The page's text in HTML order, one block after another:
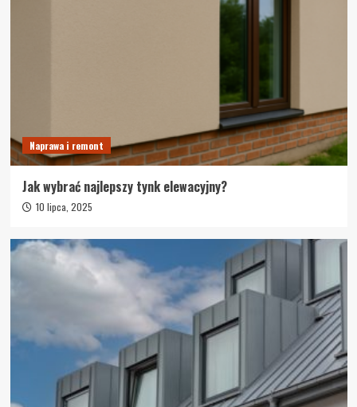
Naprawa i remont
Jak wybrać najlepszy tynk elewacyjny?
10 lipca, 2025